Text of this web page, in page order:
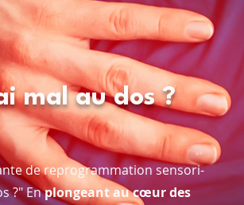
mal au dos ?
de reprogrammation sensori-
?" Enplongeant au cœur des